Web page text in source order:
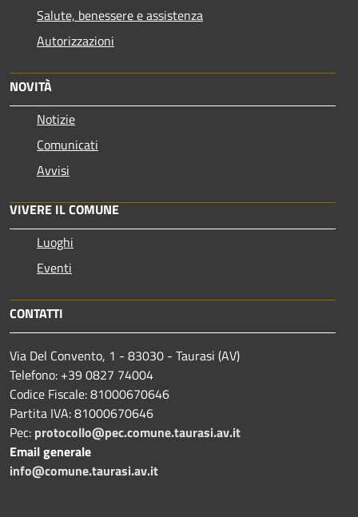
Salute, benessere e assistenza
Autorizzazioni
NOVITÀ
Notizie
Comunicati
Avvisi
VIVERE IL COMUNE
Luoghi
Eventi
CONTATTI
Via Del Convento, 1 - 83030 - Taurasi (AV)
Telefono: +39 0827 74004
Codice Fiscale: 81000670646
Partita IVA: 81000670646
Pec: protocollo@pec.comune.taurasi.av.it
Email generale
info@comune.taurasi.av.it